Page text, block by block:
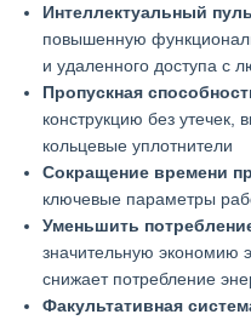
Интеллектуальный
повышенную
и удаленного доступа с
Пропускная
конструкцию без
кольцевые уплотнители
Сокращение времени
ключевые параметры
Уменьшить
значительную экономию
снижает потребление
Факультативная